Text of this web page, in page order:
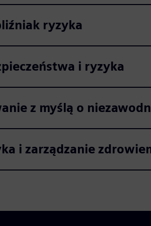
ryzyka
i ryzyka
z myślą o
i zarządzanie